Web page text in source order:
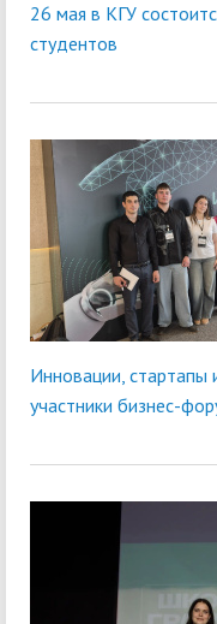
26 мая в КГУ
студентов
Инновации,
участники бизнес-